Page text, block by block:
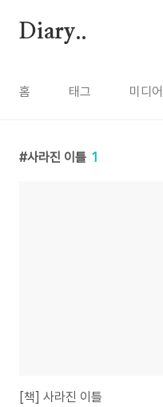
Diary..
홈 태그 미디
사라진 이틀 1
[책] 사라진 이틀